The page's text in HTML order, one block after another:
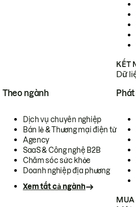
KẾT
Dữ
Theo ngành
Dịch vụ chuyên nghiệp
Bán lẻ & Thương mại điện tử
Agency
SaaS & Công nghệ B2B
Chăm sóc sức khỏe
Doanh nghiệp địa phương
Xem tất cả ngành
MUA